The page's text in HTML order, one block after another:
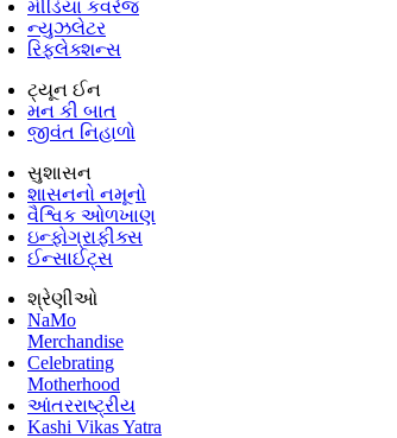
મીડિયા કવરેજ
ન્યુઝલેટર
રિફ્લેક્શન્સ
ટ્યૂન ઈન
મન કી બાત
જીવંત નિહાળો
સુશાસન
શાસનનો નમૂનો
વૈશ્વિક ઓળખાણ
ઇન્ફોગ્રાફીક્સ
ઈન્સાઈટ્સ
શ્રેણીઓ
NaMo
Merchandise
Celebrating
Motherhood
આંતરરાષ્ટ્રીય
Kashi Vikas Yatra